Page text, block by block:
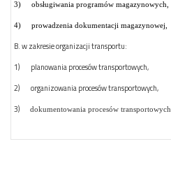
3) obsługiwania programów magazynowych,
4) prowadzenia dokumentacji magazynowej,
B. w zakresie organizacji transportu:
1)
planowania procesów transportowych,
2)
organizowania procesów transportowych,
3)
dokumentowania procesów transportowych.